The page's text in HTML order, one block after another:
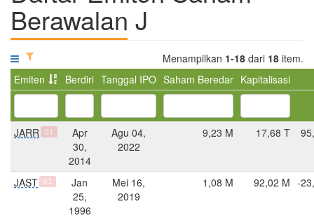
Berawalan J
Menampilkan 1-18 dari 18 item.
Emiten
Berdiri Tanggal IPO Saham Beredar Kapitalisasi
JARR Q1
Apr
30,
2014
Agu 04,
2022
9,23 M 17,68 T
JAST Q1
Jan
25,
1996
Mei 16,
2019
1,08 M 92,02 M -